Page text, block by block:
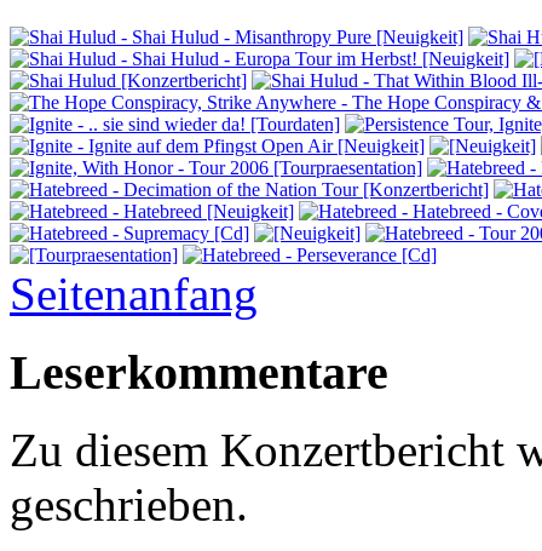
Seitenanfang
Leserkommentare
Zu diesem Konzertbericht
geschrieben.